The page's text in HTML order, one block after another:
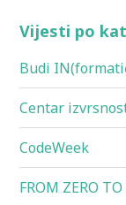
Vijesti po
Budi
Centar
CodeWeek
FROM ZERO